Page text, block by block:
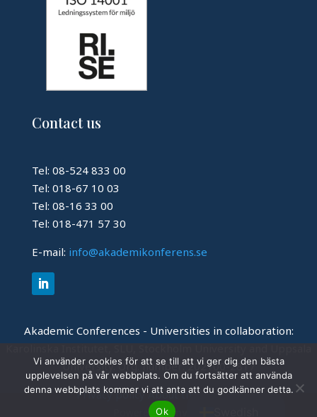
Contact us
Tel: 08-524 833 00
Tel: 018-67 10 03
Tel: 08-16 33 00
Tel: 018-471 57 30
E-mail: info@akademikonferens.se
Akademic Conferences - Universities in collaboration:
University.Org. number: 202100-2817
Privacy policy About the website
Powered by Invajo
English
Vi använder cookies för att se till att vi ger dig den bästa
upplevelsen på vår webbplats. Om du fortsätter att använda
denna webbplats kommer vi att anta att du godkänner detta.
Ok